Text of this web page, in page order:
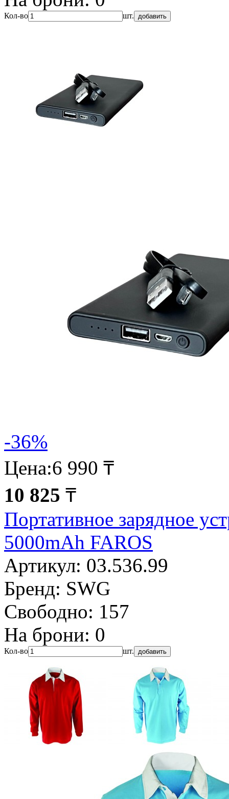
Кол-во шт.
-36%
Цена:6 990 ₸
10 825 ₸
Портативное зарядное
5000mAh FAROS
Артикул: 03.536.99
Бренд: SWG
Свободно: 157
На брони: 0
Кол-во шт.